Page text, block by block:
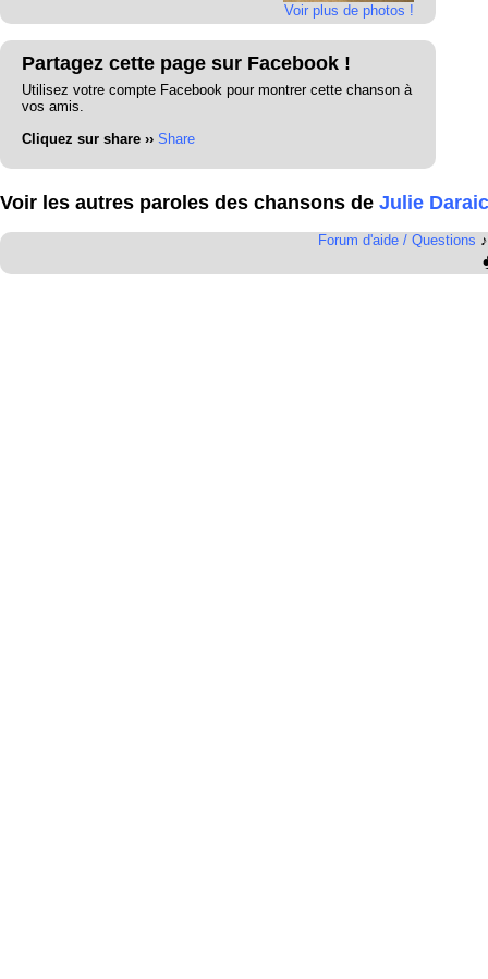
Voir plus de photos !
Partagez cette page sur Facebook !
Utilisez votre compte Facebook pour montrer cette chanson à
vos amis.
Cliquez sur share ›› Share
Voir les autres paroles des chansons de Julie
Forum d'aide / Questions